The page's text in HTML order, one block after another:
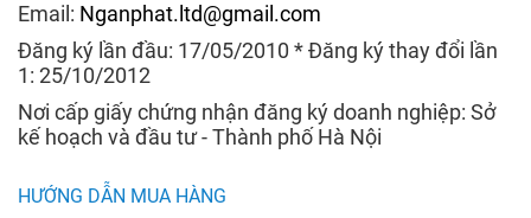
Email: Nganphat.ltd@gmail.com
Đăng ký lần đầu: 17/05/2010 * Đăng ký thay đổi lần
1: 25/10/2012
Nơi cấp giấy chứng nhận đăng ký doanh nghiệp: Sở
kế hoạch và đầu tư - Thành phố Hà Nội
HƯỚNG DẪN MUA HÀNG